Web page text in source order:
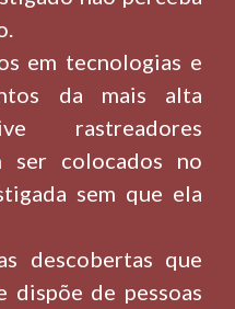
em tecnologias e
da mais alta
rastreadores
ser colocados no
sem que ela
descobertas que
dispõe de pessoas